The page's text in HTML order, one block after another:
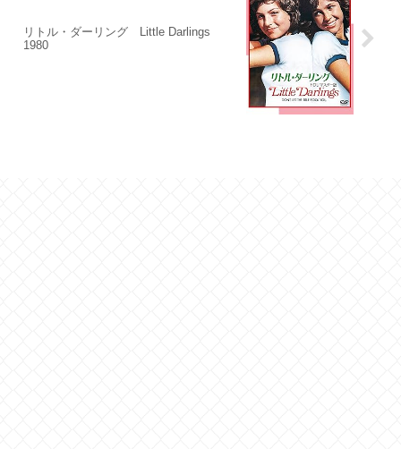
リトル・ダーリング Little Darlings
1980